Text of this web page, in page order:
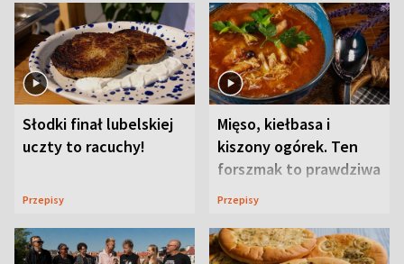
Słodki finał lubelskiej
uczty to racuchy!
Przepisy
Mięso, kiełbasa i
kiszony ogórek. Ten
forszmak to prawdziwa
uczta
Przepisy